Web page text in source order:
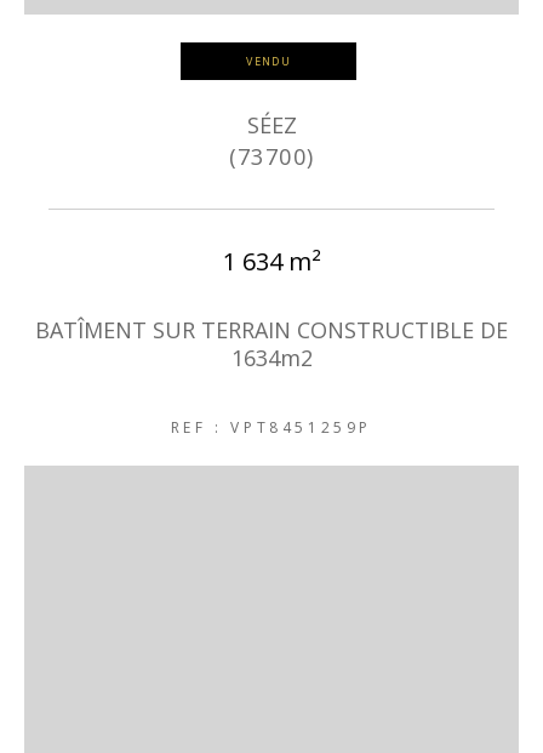
VENDU
SÉEZ
(73700)
1 634 m²
BATÎMENT SUR TERRAIN CONSTRUCTIBLE DE
1634m2
REF : VPT8451259P